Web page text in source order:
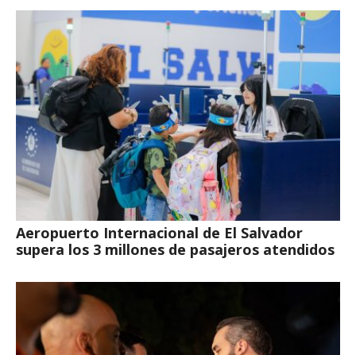
Aeropuerto Internacional de El Salvador
supera los 3 millones de pasajeros atendidos